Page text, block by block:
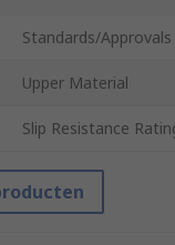
Standards/Approvals
Upper Material
Slip Resistance